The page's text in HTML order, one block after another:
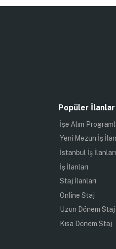
Popüler İlanlar
İşe Alım
Yeni Mezun İş
İstanbul İş İlanları
İş İlanları
Staj İlanları
Online Staj
Uzun Dönem Staj
Kısa Dönem Staj